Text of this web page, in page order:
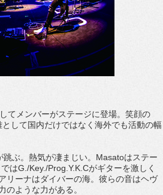
てメンバーがステージに登場。笑顔の
して国内だけではなく海外でも活動の幅
跳ぶ。熱気が凄まじい。Masatoはステー
はG./Key./Prog.Y.K.Cがギターを激しく
リーナはダイバーの海。彼らの音はヘヴ
のような力がある。